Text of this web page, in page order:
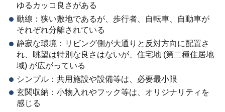
ゆるカッコ良さがある
動線：狭い敷地であるが、歩行者、自転車、自動車が
それぞれ分離されている
静寂な環境：リビング側が大通りと反対方向に配置さ
れ、眺望は特別な良さはないが、住宅地 (第二種住居地
域) が広がっている
シンプル：共用施設や設備等は、必要最小限
玄関収納：小物入れやフック等は、オリジナリティを
感じる